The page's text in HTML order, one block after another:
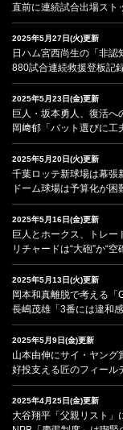
直前に連続試合出場スト
2025年5月27日(火)更新
日ハム宮西尚生の「非認
880試合連続救援登板記
2025年5月23日(金)更新
巨人・坂本勇人、復活へ
岡﨑郁「バット選びに工
2025年5月20日(火)更新
千葉ロッテ新球場は幕張
ドーム球場は予算化が困
2025年5月16日(金)更新
巨人とホークス、トレー
リチャードは“大砲”か“空
2025年5月13日(火)更新
岡本和真離脱で考える「
長嶋茂雄「3番には違和感
2025年5月9日(金)更新
山本由伸にサイ・ヤング
好投支える匠のフィール
2025年4月25日(金)更新
大谷翔平「父親リスト」